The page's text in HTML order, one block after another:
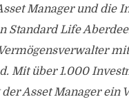
Manager und die
Standard Life
Mit über 1.000
Asset Manager ein